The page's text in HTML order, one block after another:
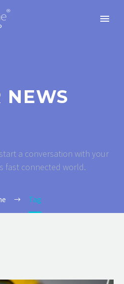
NEWS
a conversation with your
fast connected world.
Tag